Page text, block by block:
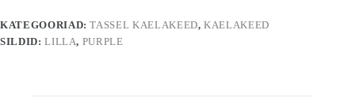
KATEGOORIAD:TASSEL KAELAKEED,KAELAKEED
SILDID:LILLA, PURPLE